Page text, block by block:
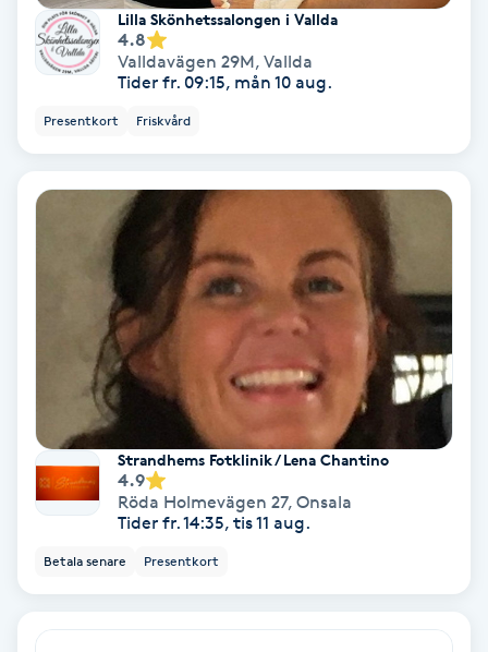
Fotmassage
Fotvård
Fransborttagning
Fransfärgning
Fransförlängning
Fransförlängning Megavolym
Fransförlängning Volym
Fransrengöring
Lilla Skönhetssalongen i Vallda
4.8
Valldavägen 29M, Vallda
Tider fr. 09:15, mån 10 aug.
Presentkort Friskvård
Strandhems Fotklinik / Lena Chantino
4.9
Röda Holmevägen 27, Onsala
Tider fr. 14:35, tis 11 aug.
Betala senare Presentkort